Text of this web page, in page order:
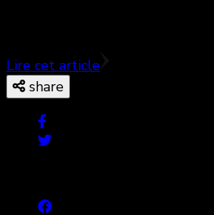
Lire cet article
share